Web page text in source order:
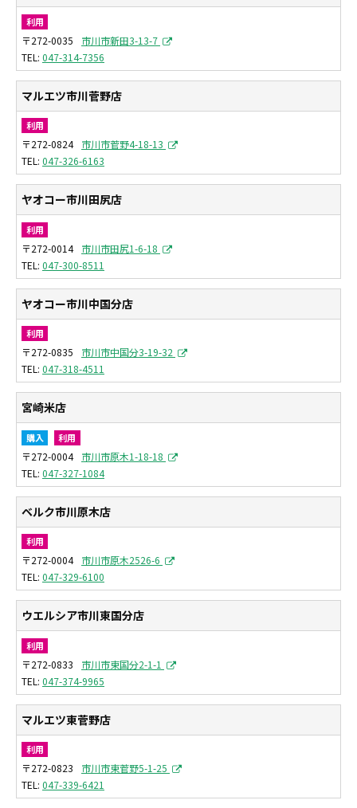
利用
〒272-0035
市川市新田3-13-7
047-314-7356
マルエツ市川菅野店
利用
〒272-0824
市川市菅野4-18-13
047-326-6163
ヤオコー市川田尻店
利用
〒272-0014
市川市田尻1-6-18
047-300-8511
ヤオコー市川中国分店
利用
〒272-0835
市川市中国分3-19-32
047-318-4511
宮崎米店
購入 利用
〒272-0004
市川市原木1-18-18
047-327-1084
ベルク市川原木店
利用
〒272-0004
市川市原木2526-6
047-329-6100
ウエルシア市川東国分店
利用
〒272-0833
市川市東国分2-1-1
047-374-9965
マルエツ東菅野店
利用
〒272-0823
市川市東菅野5-1-25
047-339-6421